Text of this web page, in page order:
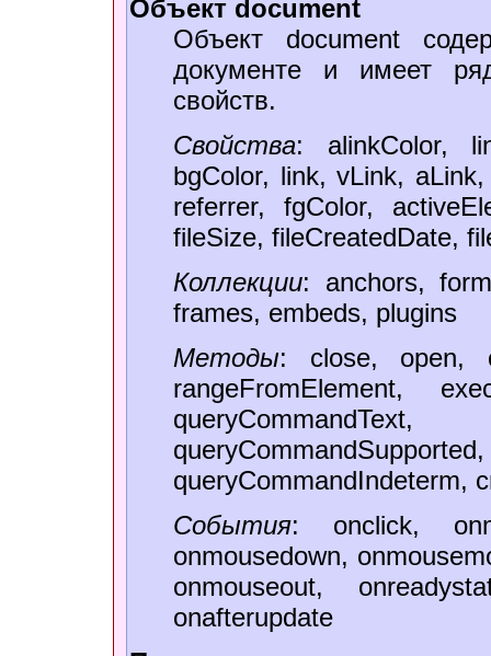
Объект document
Объект document
документе и имеет
свойств.
Свойства: alinkColor,
bgColor, link, vLink,
referrer, fgColor,
fileSize, fileCreatedDate,
Коллекции: anchors,
frames, embeds, plugins
Методы: close, open,
rangeFromElement,
queryCommandIndeterm,
События: onclick,
onmousedown,
onmouseout,
onafterupdate